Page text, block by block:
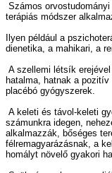
Számos
terápiás módszer
Ilyen például a
dienetika, a mahikari, a
A szellemi létsík
hatalma, hatnak a
placébó gyógyszerek.
A keleti és távol-keleti
számunkra idegen,
alkalmazzák, bőséges
félremagyarázásnak, a
homályt növelő gyakori